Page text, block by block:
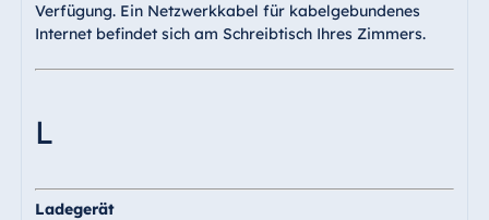
Verfügung. Ein Netzwerkkabel für kabelgebundenes
Internet befindet sich am Schreibtisch Ihres Zimmers.
L
Ladegerät